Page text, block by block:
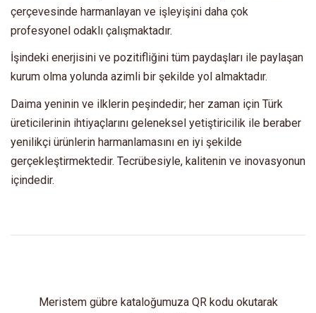
çerçevesinde harmanlayan ve işleyişini daha çok
profesyonel odaklı çalışmaktadır.
İşindeki enerjisini ve pozitifliğini tüm paydaşları ile paylaşan
kurum olma yolunda azimli bir şekilde yol almaktadır.
Daima yeninin ve ilklerin peşindedir; her zaman için Türk
üreticilerinin ihtiyaçlarını geleneksel yetiştiricilik ile beraber
yenilikçi ürünlerin harmanlamasını en iyi şekilde
gerçekleştirmektedir. Tecrübesiyle, kalitenin ve inovasyonun
içindedir.
Meristem gübre kataloğumuza QR kodu okutarak